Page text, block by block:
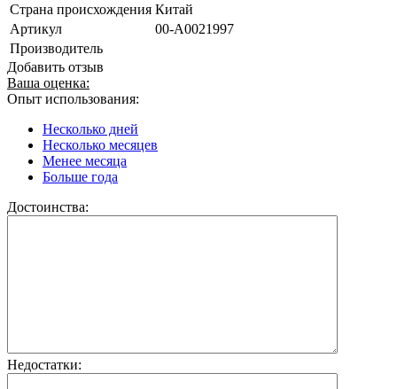
Страна происхождения Китай
Артикул
00-А0021997
Производитель
Добавить отзыв
Ваша оценка:
Опыт использования:
Несколько дней
Несколько месяцев
Менее месяца
Больше года
Достоинства:
Недостатки: